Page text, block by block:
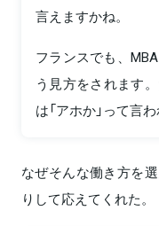
言えますかね。
フランスでも、
う見方をされます
は「アホか」って言わ
なぜそんな働き方を
りして応えてくれた。